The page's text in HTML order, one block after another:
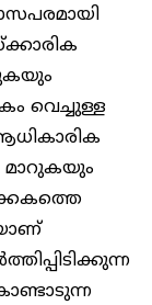
വെച്ചുള്ള
മാറുകയും